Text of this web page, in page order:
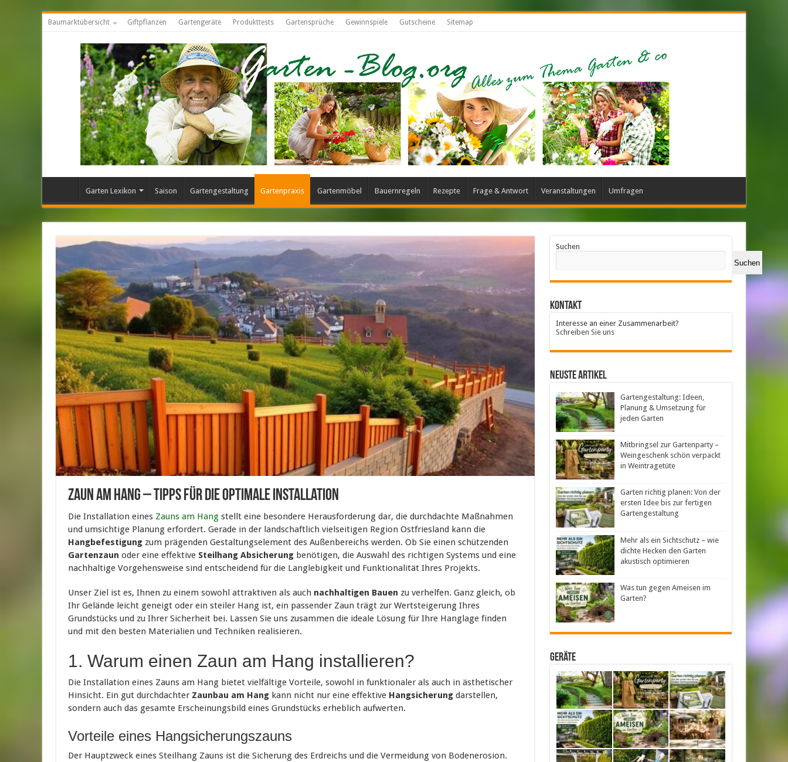
Baumarktübersicht Giftpflanzen Gartengeräte Produkttests Gartensprüche Gewinnspiele Gutscheine Sitemap
Garten Lexikon Saison Gartengestaltung Gartenpraxis Gartenmöbel Bauernregeln Rezepte Frage & Antwort Veranstaltungen Umfragen
Zaun am Hang – Tipps für die optimale Installation
Die Installation eines Zauns am Hang stellt eine besondere Herausforderung dar, die durchdachte Maßnahmen
und umsichtige Planung erfordert. Gerade in der landschaftlich vielseitigen Region Ostfriesland kann die
Hangbefestigung zum prägenden Gestaltungselement des Außenbereichs werden. Ob Sie einen schützenden
Gartenzaun oder eine effektive Steilhang Absicherung benötigen, die Auswahl des richtigen Systems und eine
nachhaltige Vorgehensweise sind entscheidend für die Langlebigkeit und Funktionalität Ihres Projekts.
Unser Ziel ist es, Ihnen zu einem sowohl attraktiven als auch nachhaltigen Bauen zu verhelfen. Ganz gleich, ob
Ihr Gelände leicht geneigt oder ein steiler Hang ist, ein passender Zaun trägt zur Wertsteigerung Ihres
Grundstücks und zu Ihrer Sicherheit bei. Lassen Sie uns zusammen die ideale Lösung für Ihre Hanglage finden
und mit den besten Materialien und Techniken realisieren.
1. Warum einen Zaun am Hang installieren?
Die Installation eines Zauns am Hang bietet vielfältige Vorteile, sowohl in funktionaler als auch in ästhetischer
Hinsicht. Ein gut durchdachter Zaunbau am Hang kann nicht nur eine effektive Hangsicherung darstellen,
sondern auch das gesamte Erscheinungsbild eines Grundstücks erheblich aufwerten.
Vorteile eines Hangsicherungszauns
Der Hauptzweck eines Steilhang Zauns ist die Sicherung des Erdreichs und die Vermeidung von Bodenerosion.
Suchen
Suchen
Kontakt
Interesse an einer Zusammenarbeit?
Schreiben Sie uns
neuste Artikel
Gartengestaltung: Ideen,
Planung & Umsetzung für
jeden Garten
Mitbringsel zur Gartenparty –
Weingeschenk schön verpackt
in Weintragetüte
Garten richtig planen: Von der
ersten Idee bis zur fertigen
Gartengestaltung
Mehr als ein Sichtschutz – wie
dichte Hecken den Garten
akustisch optimieren
Was tun gegen Ameisen im
Garten?
Geräte